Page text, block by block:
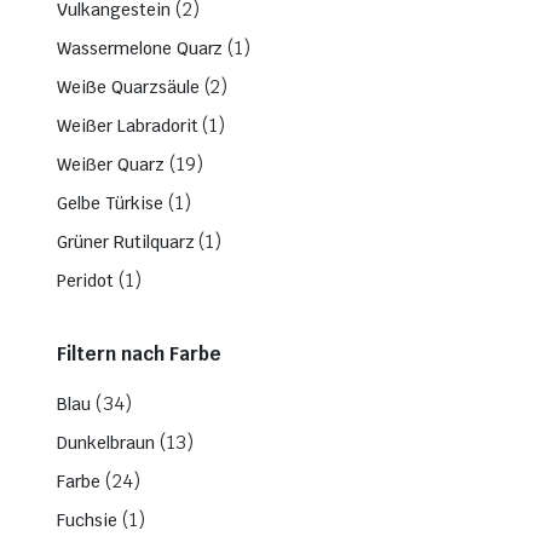
Vulkangestein (2)
Wassermelone Quarz (1)
Weiße Quarzsäule (2)
Weißer Labradorit (1)
Weißer Quarz (19)
Gelbe Türkise (1)
Grüner Rutilquarz (1)
Peridot (1)
Filtern nach Farbe
Blau (34)
Dunkelbraun (13)
Farbe (24)
Fuchsie (1)